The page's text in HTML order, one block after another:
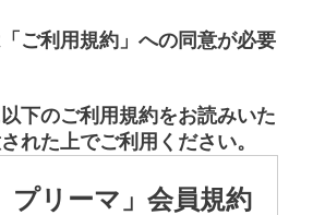
ご利用規約」への同意が必要
下のご利用規約をお読みいた
れた上でご利用ください。
プリーマ」会員規約